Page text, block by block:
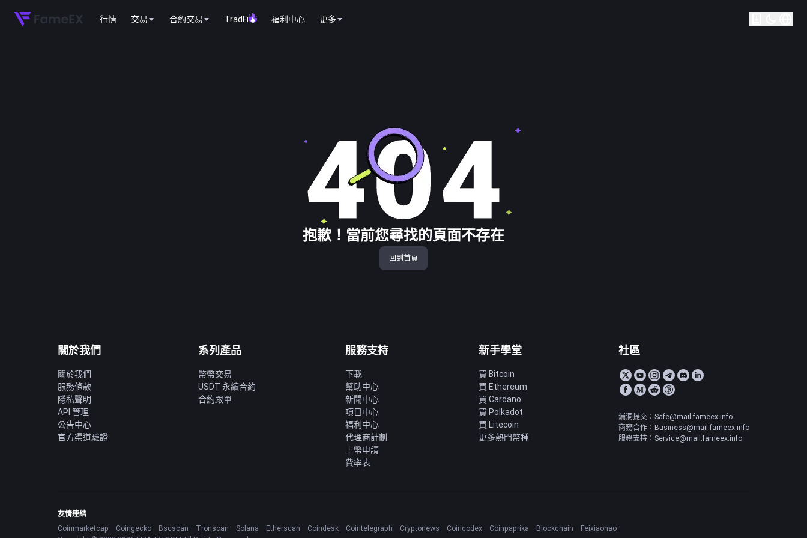
行情 交易 合約交易 TradFi 福利中心 更多
抱歉！當前您尋找的頁面不存在
回到首頁
關於我們
關於我們
服務條款
隱私聲明
API 管理
公告中心
官方渠道驗證
系列產品
幣幣交易
USDT 永續合約
合約跟單
服務支持
下載
幫助中心
新聞中心
項目中心
福利中心
代理商計劃
上幣申請
費率表
新手學堂
買 Bitcoin
買 Ethereum
買 Cardano
買 Polkadot
買 Litecoin
更多熱門幣種
社區
漏洞提交：Safe@mail.fameex.info
商務合作：Business@mail.fameex.info
服務支持：Service@mail.fameex.info
友情連結
Coinmarketcap
Coingecko Bscscan Tronscan Solana Etherscan Coindesk Cointelegraph Cryptonews Coincodex Coinpaprika Blockchain
Feixiaohao